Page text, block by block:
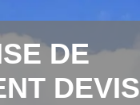
DE
DEVIS